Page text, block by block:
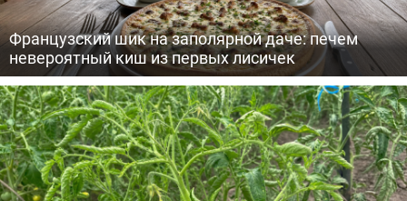
Французский шик на заполярной даче: печем
невероятный киш из первых лисичек